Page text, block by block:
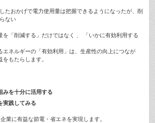
たおかげで電力使用量は把握できるようになったが、削
ない
を「削減する」だけではなく 、 「いかに有効利用する
エネルギーの「有効利用」は、生産性の向上につなが
もたらします。
みを十分に活用する
実践してみる
業に有益な節電・省エネを実現します。